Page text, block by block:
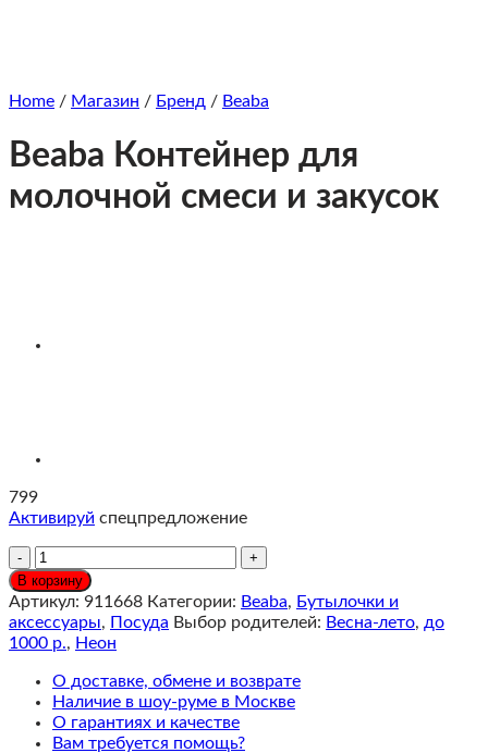
Home / Магазин / Бренд / Beaba
Beaba Контейнер для
молочной смеси и закусок
799
Активируй спецпредложение
Количество
Beaba
Контейнер
для
молочной
и
закусок
В корзину
Артикул: 911668 Категории: Beaba, Бутылочки и
аксессуары, Посуда Выбор родителей: Весна-лето, до
1000 р., Неон
О доставке, обмене и возврате
Наличие в шоу-руме в Москве
О гарантиях и качестве
Вам требуется помощь?